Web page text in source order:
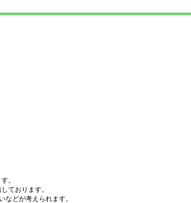
。
ております。
などが考えられます。